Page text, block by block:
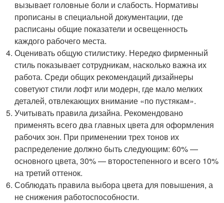
вызывает головные боли и слабость. Нормативы
прописаны в специальной документации, где
расписаны общие показатели и освещенность
каждого рабочего места.
Оценивать общую стилистику. Нередко фирменный
стиль показывает сотрудникам, насколько важна их
работа. Среди общих рекомендаций дизайнеры
советуют стили лофт или модерн, где мало мелких
деталей, отвлекающих внимание «по пустякам».
Учитывать правила дизайна. Рекомендовано
применять всего два главных цвета для оформления
рабочих зон. При применении трех тонов их
распределение должно быть следующим: 60% —
основного цвета, 30% — второстепенного и всего 10%
на третий оттенок.
Соблюдать правила выбора цвета для повышения, а
не снижения работоспособности.